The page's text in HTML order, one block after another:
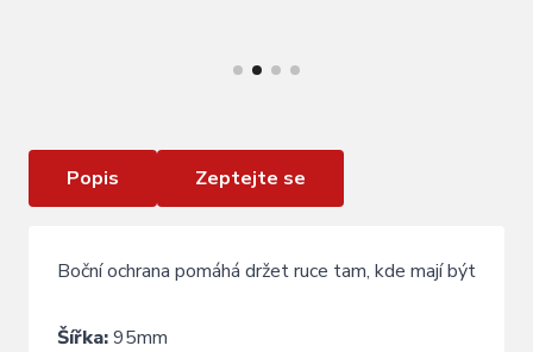
Popis Zeptejte se
Boční ochrana pomáhá držet ruce tam, kde mají být
Šířka:95mm